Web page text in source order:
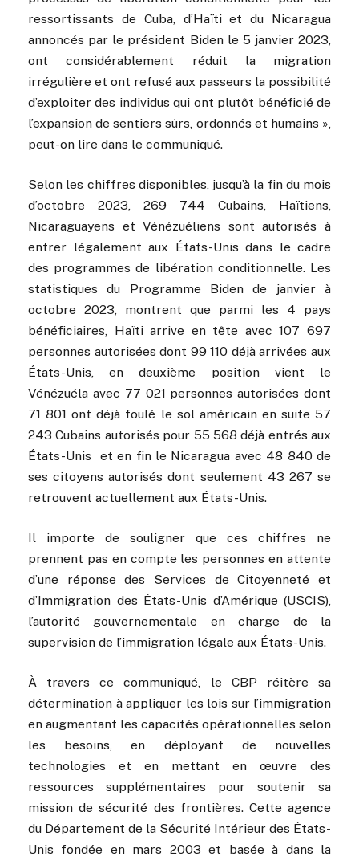
ressortissants de Cuba, d’Haïti et du Nicaragua
annoncés par le président Biden le 5 janvier 2023,
ont considérablement réduit la migration
irrégulière et ont refusé aux passeurs la possibilité
d’exploiter des individus qui ont plutôt bénéficié de
l’expansion de sentiers sûrs, ordonnés et humains »,
peut-on lire dans le communiqué.
Selon les chiffres disponibles, jusqu’à la fin du mois
d’octobre 2023, 269 744 Cubains, Haïtiens,
Nicaraguayens et Vénézuéliens sont autorisés à
entrer légalement aux États-Unis dans le cadre
des programmes de libération conditionnelle. Les
statistiques du Programme Biden de janvier à
octobre 2023, montrent que parmi les 4 pays
bénéficiaires, Haïti arrive en tête avec 107 697
personnes autorisées dont 99 110 déjà arrivées aux
États-Unis, en deuxième position vient le
Vénézuéla avec 77 021 personnes autorisées dont
71 801 ont déjà foulé le sol américain en suite 57
243 Cubains autorisés pour 55 568 déjà entrés aux
États-Unis et en fin le Nicaragua avec 48 840 de
ses citoyens autorisés dont seulement 43 267 se
retrouvent actuellement aux États-Unis.
Il importe de souligner que ces chiffres ne
prennent pas en compte les personnes en attente
d’une réponse des Services de Citoyenneté et
d’Immigration des États-Unis d’Amérique (USCIS),
l’autorité gouvernementale en charge de la
supervision de l’immigration légale aux États-Unis.
À travers ce communiqué, le CBP réitère sa
détermination à appliquer les lois sur l’immigration
en augmentant les capacités opérationnelles selon
les besoins, en déployant de nouvelles
technologies et en mettant en œuvre des
ressources supplémentaires pour soutenir sa
mission de sécurité des frontières. Cette agence
du Département de la Sécurité Intérieur des États-
Unis fondée en mars 2003 et basée à dans la